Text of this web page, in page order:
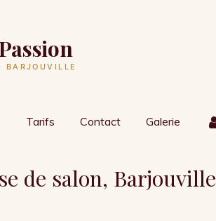
BARJOUVILLE
Tarifs Contact Galerie
de salon, Barjouville